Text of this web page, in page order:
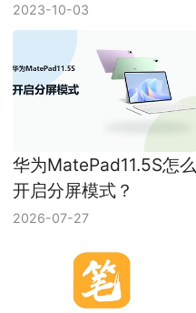
2023-10-03
华为MatePad11.5S怎么
开启分屏模式？
2026-07-27